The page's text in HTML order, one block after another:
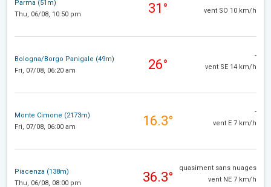
Parma (51m)
Thu, 06/08, 10:50 pm
31°
vent SO 10 km/h
Bologna/Borgo Panigale (49m)
Fri, 07/08, 06:20 am
26°
-
vent SE 14 km/h
Monte Cimone (2173m)
Fri, 07/08, 06:00 am
16.3°
-
vent E 7 km/h
Piacenza (138m)
Thu, 06/08, 08:00 pm
36.3°
quasiment sans nuages
vent NE 7 km/h